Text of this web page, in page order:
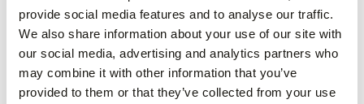
provide social media features and to analyse our traffic.
We also share information about your use of our site with
our social media, advertising and analytics partners who
may combine it with other information that you’ve
provided to them or that they’ve collected from your use
Убедившись, что банкомат безопасен для
использования, вставьте карту в считывающее
устройство.